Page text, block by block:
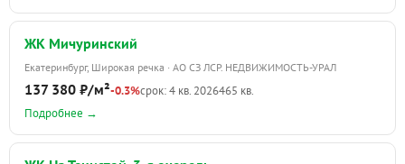
ЖК Мичуринский
Екатеринбург, Широкая речка · АО СЗ ЛСР. НЕДВИЖИМОСТЬ-УРАЛ
137 380 ₽/м²-0.3%срок: 4 кв. 2026465 кв.
Подробнее →